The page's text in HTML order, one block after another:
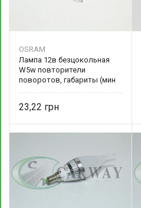
OSRAM
Лампа 12в безцокольная
W5w повторители
поворотов, габариты (мин
23,22